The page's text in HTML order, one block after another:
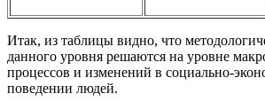
Итак, из таблицы видно, что
данного уровня решаются на уровне
процессов и изменений в социально-
поведении людей.